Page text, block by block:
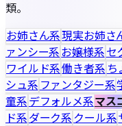
類。
お姉さん系現実お姉さ
ァンシー系お嬢様系セ
ワイルド系働き者系 ち
シュ系 ファンタジー系
童系デフォルメ系マス
ド系ダーク系クール系